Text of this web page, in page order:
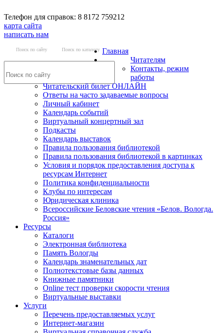
Телефон для справок: 8 8172 759212
карта сайта
написать нам
Поиск по сайту Поиск по каталогу Главная
Читателям
Контакты, режим
работы
Читательский билет ОНЛАЙН
Ответы на часто задаваемые вопросы
Личный кабинет
Календарь событий
Виртуальный концертный зал
Подкасты
Календарь выставок
Правила пользования библиотекой
Правила пользования библиотекой в картинках
Условия и порядок предоставления доступа к
ресурсам Интернет
Политика конфиденциальности
Клубы по интересам
Юридическая клиника
Всероссийские Беловские чтения «Белов. Вологда.
Россия»
Ресурсы
Каталоги
Электронная библиотека
Память Вологды
Календарь знаменательных дат
Полнотекстовые базы данных
Книжные памятники
Online тест проверки скорости чтения
Виртуальные выставки
Услуги
Перечень предоставляемых услуг
Интернет-магазин